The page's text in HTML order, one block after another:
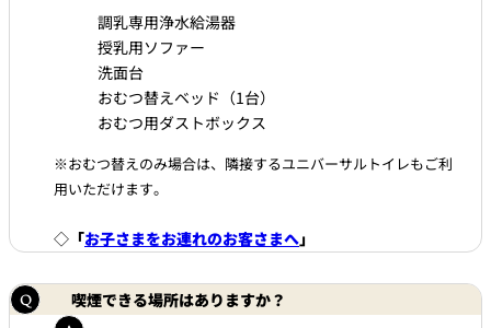
調乳専用浄水給湯器
授乳用ソファー
洗面台
おむつ替えベッド（1台）
おむつ用ダストボックス
※おむつ替えのみ場合は、隣接するユニバーサルトイレもご利
用いただけます。
◇ 「お子さまをお連れのお客さまへ」
喫煙できる場所はありますか？